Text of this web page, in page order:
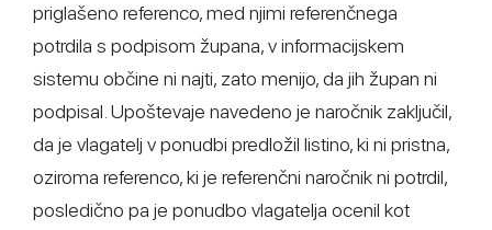
priglašeno referenco, med njimi referenčnega
potrdila s podpisom župana, v informacijskem
sistemu občine ni najti, zato menijo, da jih župan ni
podpisal. Upoštevaje navedeno je naročnik zaključil,
da je vlagatelj v ponudbi predložil listino, ki ni pristna,
oziroma referenco, ki je referenčni naročnik ni potrdil,
posledično pa je ponudbo vlagatelja ocenil kot